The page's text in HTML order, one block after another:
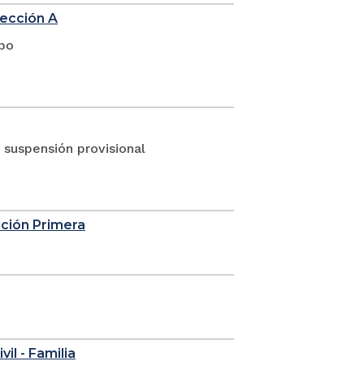
A
provisional
Primera
- Familia